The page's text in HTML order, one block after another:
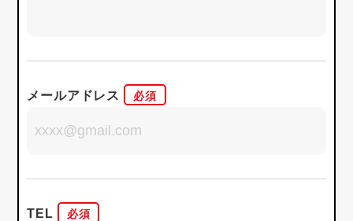
メールアドレス
TEL